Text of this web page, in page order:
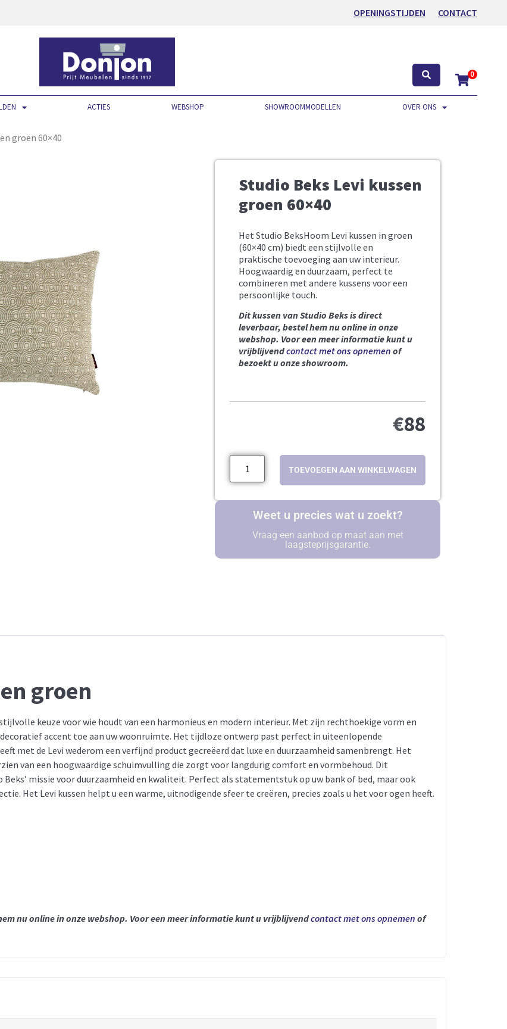
OPENINGSTIJDEN CONTACT
0
ACTIES WEBSHOP SHOWROOMMODELLEN OVER ONS
groen 60×40
Studio Beks Levi kussen
groen 60×40
Het Studio BeksHoom Levi kussen in groen
(60×40 cm) biedt een stijlvolle en
praktische toevoeging aan uw interieur.
Hoogwaardig en duurzaam, perfect te
combineren met andere kussens voor een
persoonlijke touch.
Dit kussen van Studio Beks is direct
leverbaar, bestel hem nu online in onze
webshop. Voor een meer informatie kunt u
vrijblijvendcontact met ons opnemen of
bezoekt u onze showroom.
€88
TOEVOEGEN AAN WINKELWAGEN
Weet u precies wat u zoekt?
Vraag een aanbod op maat aan met
laagsteprijsgarantie.
groen
keuze voor wie houdt van een harmonieus en modern interieur. Met zijn rechthoekige vorm en
accent toe aan uw woonruimte. Het tijdloze ontwerp past perfect in uiteenlopende
met de Levi wederom een verfijnd product gecreëerd dat luxe en duurzaamheid samenbrengt. Het
van een hoogwaardige schuimvulling die zorgt voor langdurig comfort en vormbehoud. Dit
missie voor duurzaamheid en kwaliteit. Perfect als statementstuk op uw bank of bed, maar ook
Het Levi kussen helpt u een warme, uitnodigende sfeer te creëren, precies zoals u het voor ogen heeft.
nu online in onze webshop. Voor een meer informatie kunt u vrijblijvendcontact met ons opnemen of